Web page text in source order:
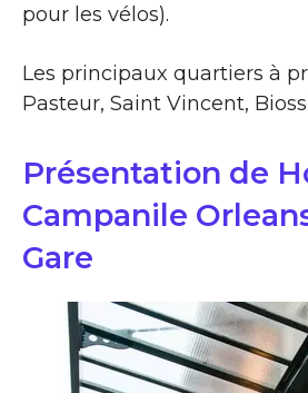
pour les vélos).
Les principaux quartiers à
Pasteur, Saint Vincent,
Présentation de
Campanile
Gare